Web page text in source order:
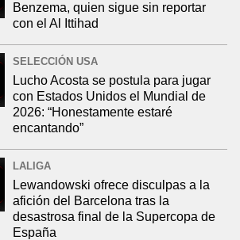
Benzema, quien sigue sin reportar
con el Al Ittihad
SELECCIÓN USA
Lucho Acosta se postula para jugar
con Estados Unidos el Mundial de
2026: “Honestamente estaré
encantando”
LALIGA
Lewandowski ofrece disculpas a la
afición del Barcelona tras la
desastrosa final de la Supercopa de
España